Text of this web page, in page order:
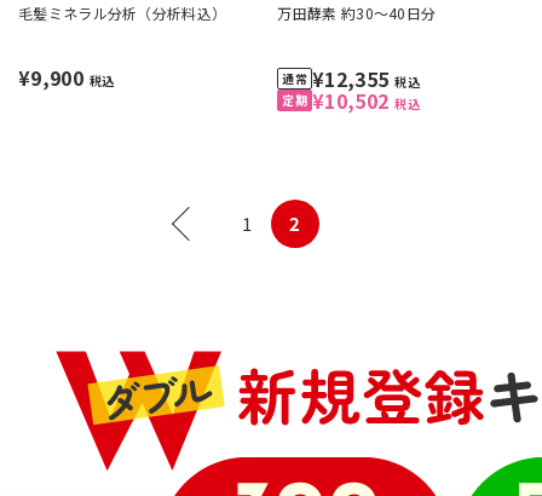
毛髪ミネラル分析（分析料込）
¥9,900 税込
万田酵素 約30～40日分
¥10,502 税込
¥12,355 税込
1 2